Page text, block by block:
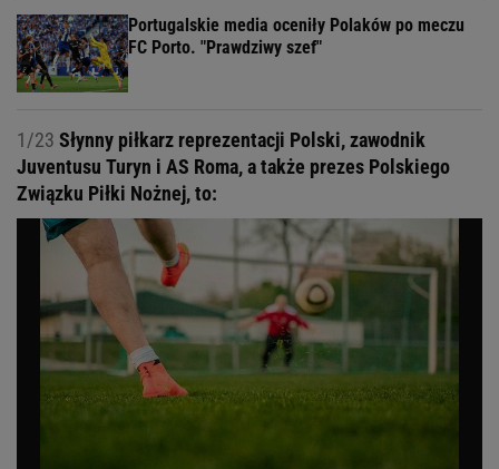
Portugalskie media oceniły Polaków po meczu
FC Porto. "Prawdziwy szef"
1/23 Słynny piłkarz reprezentacji Polski, zawodnik
Juventusu Turyn i AS Roma, a także prezes Polskiego
Związku Piłki Nożnej, to: